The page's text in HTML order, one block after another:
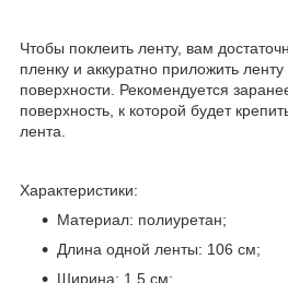
Чтобы поклеить ленту, вам
пленку и аккуратно приложить
поверхности. Рекомендуется
поверхность, к которой будет
лента.
Характеристики:
Материал: полиуретан;
Длина одной ленты: 106 см;
Ширина: 1.5 см;